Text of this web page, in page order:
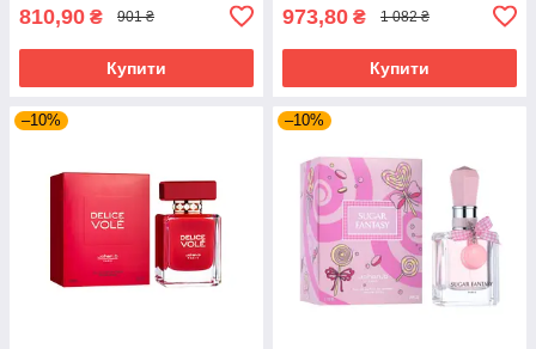
810,90 ₴ 901 ₴
Купити
973,80 ₴ 1 082 ₴
Купити
–10% –10%